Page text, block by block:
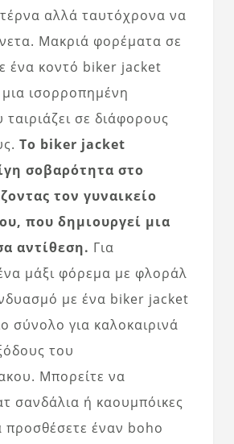
αλλά ταυτόχρονα να
Μακριά φορέματα σε
ένα κοντό biker jacket
ισορροπημένη
σε διάφορους
Το biker jacket
σοβαρότητα στο
τον γυναικείο
που δημιουργεί μια
αντίθεση. Για
μάξι φόρεμα με φλοράλ
με ένα biker jacket
σύνολο για καλοκαιρινά
του
Μπορείτε να
σανδάλια ή καουμπόικες
προσθέσετε έναν boho